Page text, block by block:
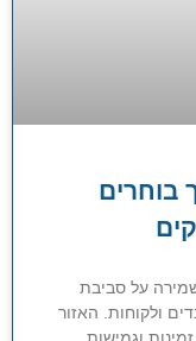
בוחרים
על סביבת
ולקוחות. האזור